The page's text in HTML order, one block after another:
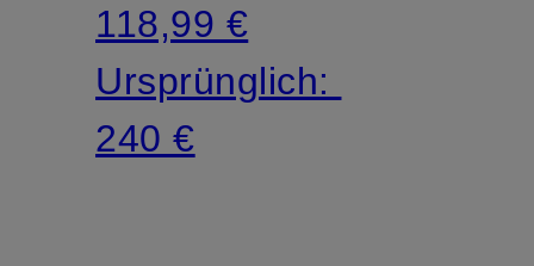
118,99 €
Ursprünglich:
240 €